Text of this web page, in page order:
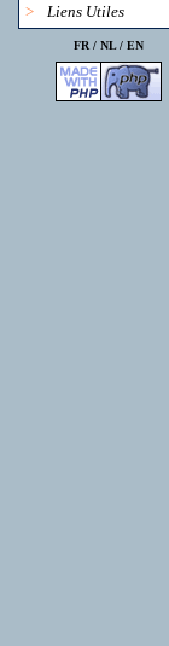
>
Liens Utiles
FR / NL/ EN